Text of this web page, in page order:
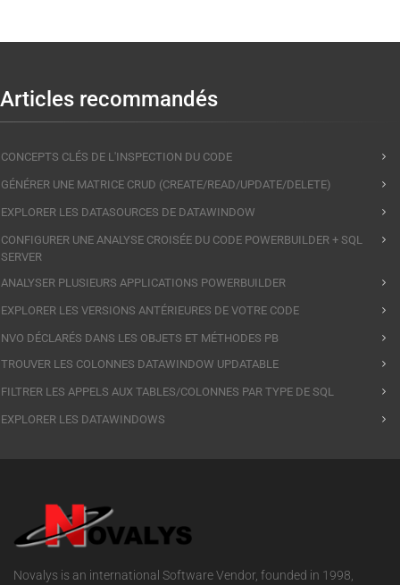
Articles recommandés
CONCEPTS CLÉS DE L'INSPECTION DU CODE
GÉNÉRER UNE MATRICE CRUD (CREATE/READ/UPDATE/DELETE)
EXPLORER LES DATASOURCES DE DATAWINDOW
CONFIGURER UNE ANALYSE CROISÉE DU CODE POWERBUILDER + SQL
SERVER
ANALYSER PLUSIEURS APPLICATIONS POWERBUILDER
EXPLORER LES VERSIONS ANTÉRIEURES DE VOTRE CODE
NVO DÉCLARÉS DANS LES OBJETS ET MÉTHODES PB
TROUVER LES COLONNES DATAWINDOW UPDATABLE
FILTRER LES APPELS AUX TABLES/COLONNES PAR TYPE DE SQL
EXPLORER LES DATAWINDOWS
Novalys is an international Software Vendor, founded in 1998,